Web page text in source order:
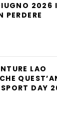
2026
PERDERE
LAO
DAY